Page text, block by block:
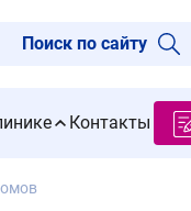
Поиск по сайту
Контакты